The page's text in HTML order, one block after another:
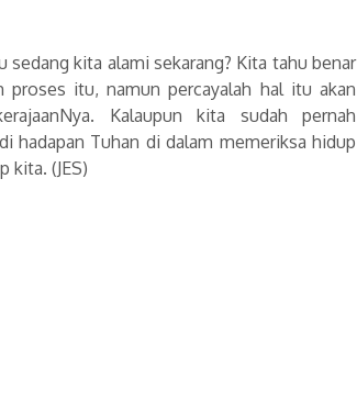
kita alami sekarang? Kita tahu benar
itu, namun percayalah hal itu akan
Kalaupun kita sudah pernah
hadapan Tuhan di dalam memeriksa hidup
kita. (JES)